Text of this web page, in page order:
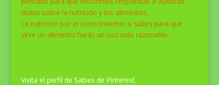
dudas sobre la nutrición y los alimentos.
La nutrición por el conocimiento: si sabes para qué
sirve un alimento harás un uso más razonable.
Visita el perfil de Sabies de Pinterest.